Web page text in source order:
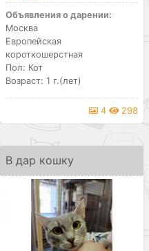
Объявления о дарении:
Москва
Европейская
короткошерстная
Пол: Кот
Возраст: 1 г.(лет)
4 298
В дар кошку